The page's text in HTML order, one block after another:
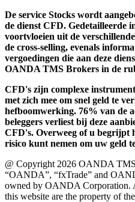
De service Stocks wordt
de dienst CFD. Gedetailleerde
voortvloeien uit de
de cross-selling, evenals
vergoedingen die aan deze
OANDA TMS Brokers in de
CFD's zijn complexe
met zich mee om snel geld te
hefboomwerking. 76% van de
beleggers verliest bij deze
CFD's. Overweeg of u begrijpt
risico kunt nemen om uw geld
@ Copyright 2026 OANDA
“OANDA”, “fxTrade” and
owned by OANDA Corporation.
this website are the property of